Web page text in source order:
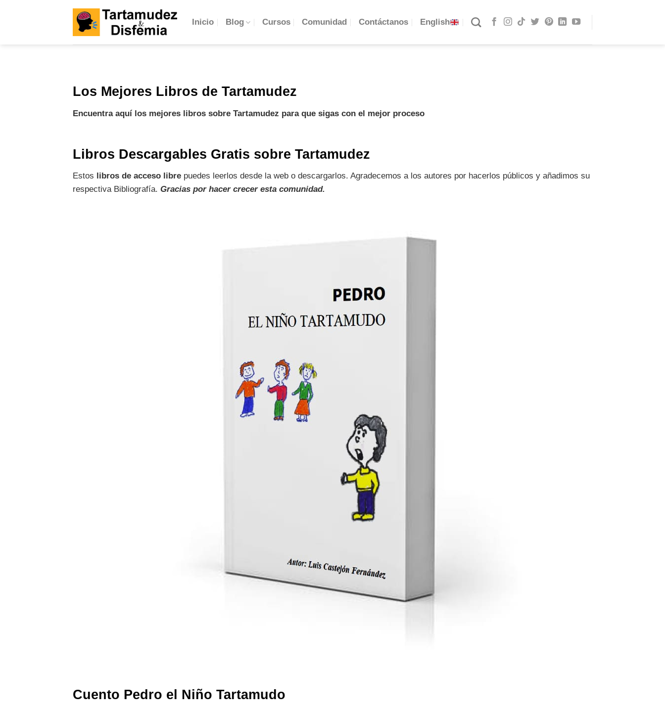
Inicio Blog Cursos Comunidad Contáctanos English
Los Mejores Libros de Tartamudez
Encuentra aquí los mejores libros sobre Tartamudez para que sigas con el mejor proceso
Libros Descargables Gratis sobre Tartamudez
Estos libros de acceso libre puedes leerlos desde la web o descargarlos. Agradecemos a los autores por hacerlos públicos y añadimos su
respectiva Bibliografía. Gracias por hacer crecer esta comunidad.
Cuento Pedro el Niño Tartamudo